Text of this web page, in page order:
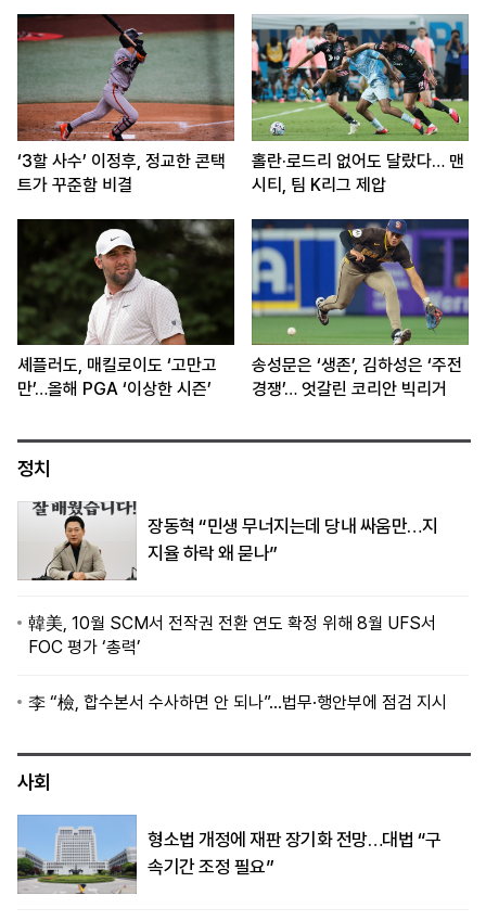
‘3할 사수’ 이정후, 정교한 콘택
트가 꾸준함 비결
홀란·로드리 없어도 달랐다… 맨
시티, 팀 K리그 제압
셰플러도, 매킬로이도 ‘고만고
만’…올해 PGA ‘이상한 시즌’
송성문은 ‘생존’, 김하성은 ‘주전
경쟁’… 엇갈린 코리안 빅리거
정치
장동혁 “민생 무너지는데 당내 싸움만…지
지율 하락 왜 묻나”
韓美, 10월 SCM서 전작권 전환 연도 확정 위해 8월 UFS서
FOC 평가 ‘총력’
李 “檢, 합수본서 수사하면 안 되나”…법무·행안부에 점검 지시
사회
형소법 개정에 재판 장기화 전망…대법 “구
속기간 조정 필요”